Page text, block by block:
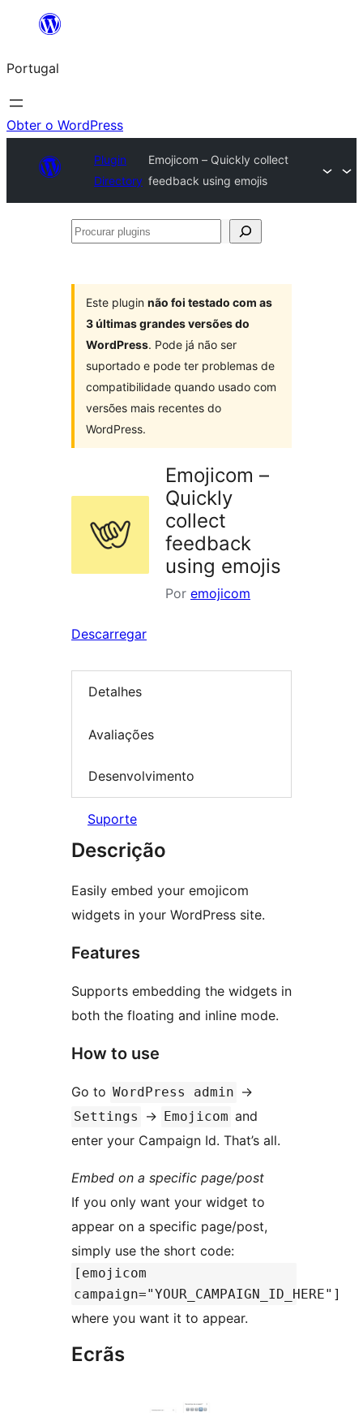
Saltar
o
conteúdo
Portugal
Obter o WordPress
Plugin
Directory
Emojicom – Quickly collect
feedback using emojis
Procurar
Este plugin não foi testado com as
3 últimas grandes versões do
WordPress. Pode já não ser
suportado e pode ter problemas de
compatibilidade quando usado com
versões mais recentes do
WordPress.
Emojicom –
Quickly
collect
feedback
using emojis
Por emojicom
Descarregar
Detalhes
Avaliações
Desenvolvimento
Suporte
Descrição
Easily embed your emojicom
widgets in your WordPress site.
Features
Supports embedding the widgets in
both the floating and inline mode.
How to use
Go to WordPress admin →
Settings → Emojicom and
enter your Campaign Id. That’s all.
Embed on a specific page/post
If you only want your widget to
appear on a specific page/post,
simply use the short code:
[emojicom
campaign="YOUR_CAMPAIGN_ID_HERE"]
where you want it to appear.
Ecrãs